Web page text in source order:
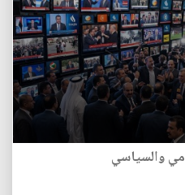
والسياسي